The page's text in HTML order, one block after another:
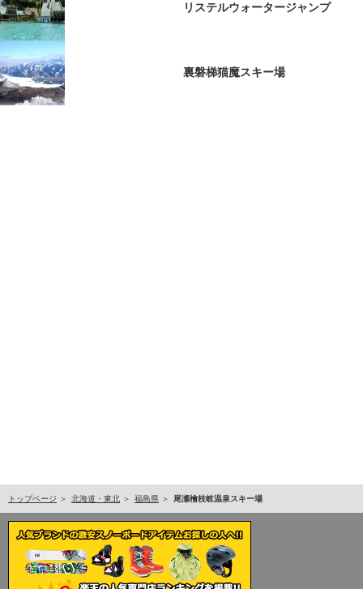
リステルウォータージャンプ
裏磐梯猫魔スキー場
トップページ 北海道・東北 福島県 尾瀬檜枝岐温泉スキー場